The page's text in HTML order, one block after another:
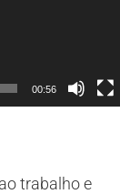
00:56
trabalho e